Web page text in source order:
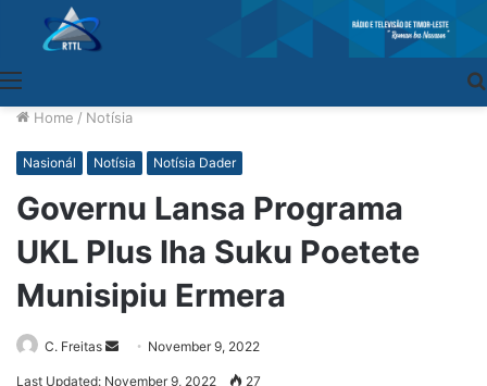
Home / Notísia
Nasionál Notísia Notísia Dader
Governu Lansa Programa
UKL Plus Iha Suku Poetete
Munisipiu Ermera
C. Freitas
SendNovember 9, 2022
Last Updated: November 9, 2022 27